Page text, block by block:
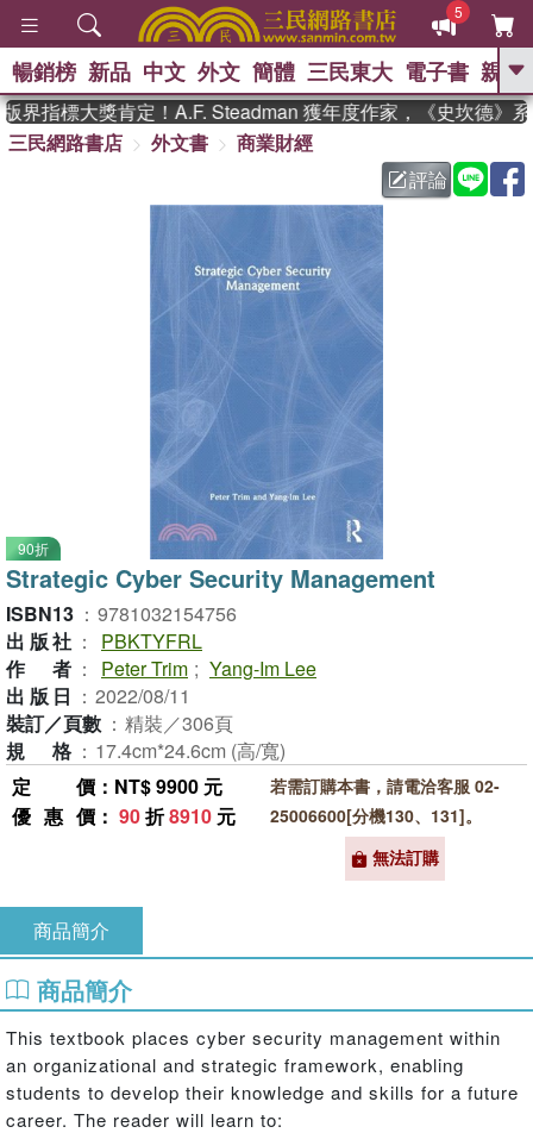
5
GO
熱搜： 東野圭吾
父親節 、 如果歷
暑期推薦 、 國際布克
獎 臺灣漫遊錄
、 方念華
、 數學女孩：黎曼猜想
偉大的迷走神經
暢銷榜 新品 中文 外文 簡體 三民東大 電子書 親子
界指標大獎肯定！A.F. Steadman 獲年度作家，《史坎德》系
三民網路書店
外文書
商業財經
評論
90折
Strategic Cyber Security Management
ISBN13 ： 9781032154756
出版社 ：
PBKTYFRL
作者 ： Peter Trim ; Yang-Im Lee
出版日 ： 2022/08/11
裝訂／頁數 ： 精裝／306頁
規格 ： 17.4cm*24.6cm (高/寬)
定價 ：NT$ 9900 元
優惠價 ： 90折8910 元
若需訂購本書，請電洽客服 02-
25006600[分機130、131]。
無法訂購
商品簡介
商品簡介
This textbook places cyber security management within
an organizational and strategic framework, enabling
students to develop their knowledge and skills for a future
career. The reader will learn to: